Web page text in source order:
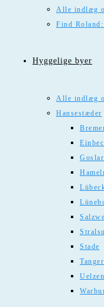
Alle indlæg
Find
Hyggelige byer
Alle indlæg
Hansestæder
Goslar
Stade
Uelzen